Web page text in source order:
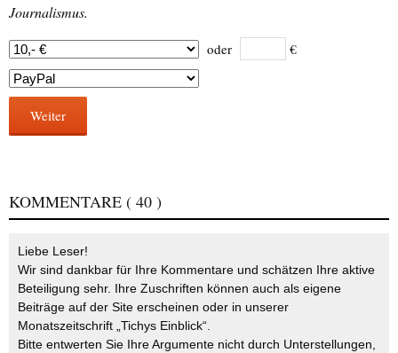
Journalismus.
oder €
Weiter
KOMMENTARE ( 40 )
Liebe Leser!
Wir sind dankbar für Ihre Kommentare und schätzen Ihre aktive
Beteiligung sehr. Ihre Zuschriften können auch als eigene
Beiträge auf der Site erscheinen oder in unserer
Monatszeitschrift „Tichys Einblick“.
Bitte entwerten Sie Ihre Argumente nicht durch Unterstellungen,